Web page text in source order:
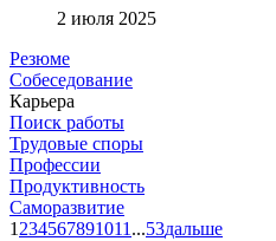
2 июля 2025
Резюме
Собеседование
Карьера
Поиск работы
Трудовые споры
Профессии
Продуктивность
Саморазвитие
1 234567891011 ...53дальше